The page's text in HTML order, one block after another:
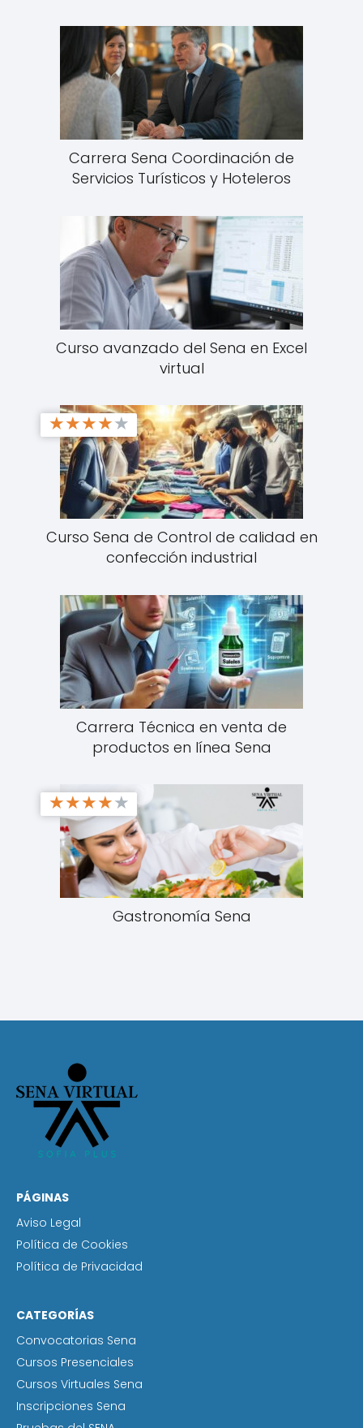
Carrera Sena Coordinación de
Servicios Turísticos y Hoteleros
Curso avanzado del Sena en Excel
virtual
★★★★★
Curso Sena de Control de calidad en
confección industrial
Carrera Técnica en venta de
productos en línea Sena
★★★★★
Gastronomía Sena
PÁGINAS
Aviso Legal
Política de Cookies
Política de Privacidad
CATEGORÍAS
Convocatorias Sena
Cursos Presenciales
Cursos Virtuales Sena
Inscripciones Sena